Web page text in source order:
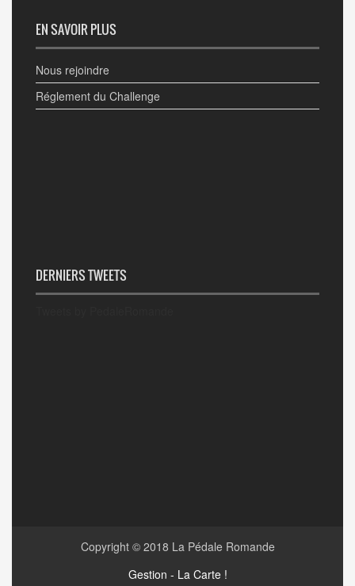
EN SAVOIR PLUS
Nous rejoindre
Réglement du Challenge
DERNIERS TWEETS
Copyright © 2018 La Pédale Romande
Gestion - La Carte !